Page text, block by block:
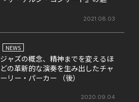
2021.08.03
NEWS
ジャズの概念、精神までを変えるほ
どの革新的な演奏を生み出したチャ
ーリー・パーカー （後）
2020.09.04